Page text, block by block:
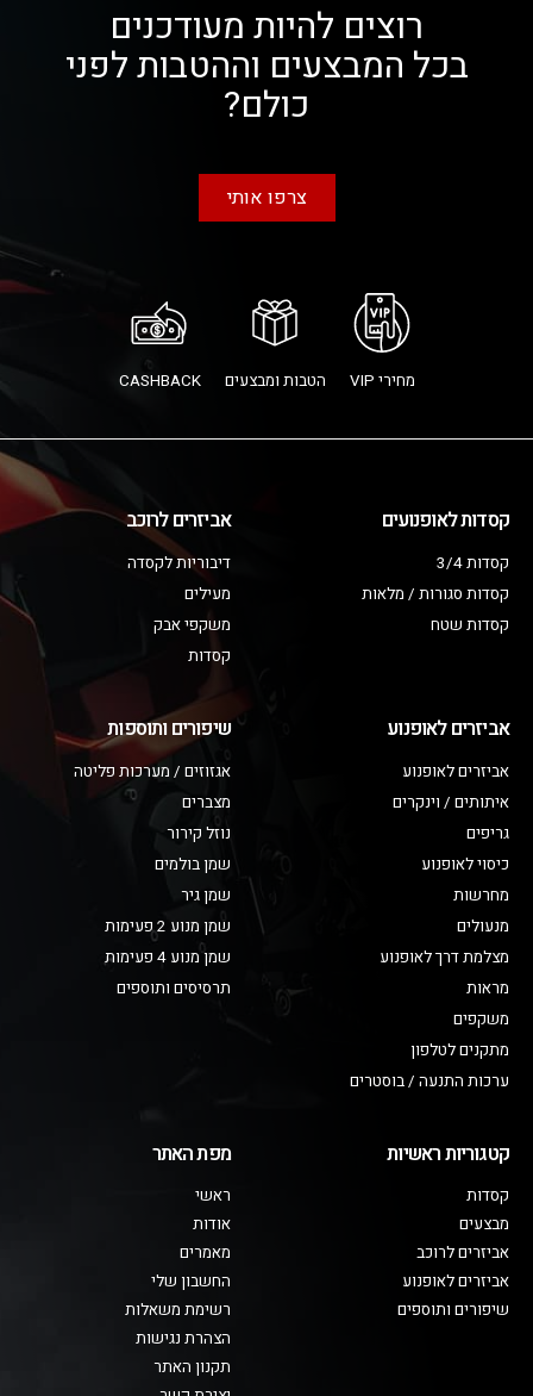
רוצים להיות מעודכנים
בכל המבצעים וההטבות לפני
כולם?
צרפו אותי
מחירי VIP הטבות ומבצעים CASHBACK
קסדות לאופנועים
קסדות 3/4
קסדות סגורות / מלאות
קסדות שטח
אביזרים לרוכב
דיבוריות לקסדה
מעילים
משקפי אבק
קסדות
אביזרים לאופנוע
אביזרים לאופנוע
איתותים / וינקרים
גריפים
כיסוי לאופנוע
מחרשות
מנעולים
מצלמת דרך לאופנוע
מראות
משקפים
מתקנים לטלפון
ערכות התנעה / בוסטרים
שיפורים ותוספות
אגזוזים / מערכות פליטה
מצברים
נוזל קירור
שמן בולמים
שמן גיר
שמן מנוע 2 פעימות
שמן מנוע 4 פעימות
תרסיסים ותוספים
קטגוריות ראשיות
קסדות
מבצעים
אביזרים לרוכב
אביזרים לאופנוע
שיפורים ותוספים
מפת האתר
ראשי
אודות
מאמרים
החשבון שלי
רשימת משאלות
הצהרת נגישות
תקנון האתר